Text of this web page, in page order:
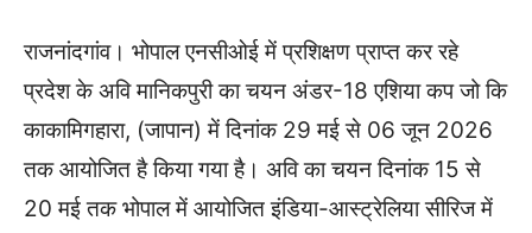
राजनांदगांव। भोपाल एनसीओई में प्रशिक्षण प्राप्त कर रहे
प्रदेश के अवि मानिकपुरी का चयन अंडर-18 एशिया कप जो कि
काकामिगहारा, (जापान) में दिनांक 29 मई से 06 जून 2026
तक आयोजित है किया गया है। अवि का चयन दिनांक 15 से
20 मई तक भोपाल में आयोजित इंडिया-आस्ट्रेलिया सीरिज में